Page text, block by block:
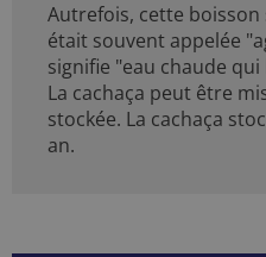
Autrefois, cette
était souvent appelée
signifie "eau chaude
La cachaça peut être
stockée. La cachaça
an.